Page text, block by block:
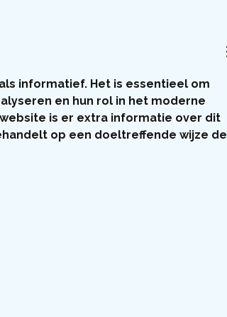
informatief. Het is essentieel om
en hun rol in het moderne
is er extra informatie over dit
op een doeltreffende wijze de